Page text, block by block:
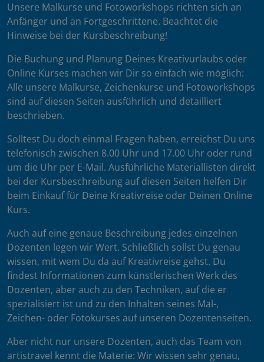
Unsere Malkurse und Fotoworkshops richten sich an
Anfänger und an Fortgeschrittene. Beachtet die
Hinweise bei der Kursbeschreibung!
Die Buchung und Planung Deines Kreativurlaubs oder
Online Kurses machen wir Dir so einfach wie möglich:
Alle unsere Malkurse, Zeichenkurse und Fotoworkshops
sind auf diesen Seiten ausführlich und detailliert
beschrieben.
Solltest Du doch einmal Fragen haben, erreichst Du uns
telefonisch zwischen 8.00 Uhr und 17.00 Uhr oder rund
um die Uhr per E-Mail. Ausführliche Materiallisten direkt
bei der Kursbeschreibung auf diesen Seiten helfen Dir
beim Einkauf für Deine Kreativreise oder Deinen Online
Kurs.
Auch auf eine genaue Beschreibung jedes einzelnen
Dozenten legen wir Wert. Schließlich sollst Du genau
wissen, mit wem Du da auf Kreativreise gehst. Du
findest Informationen zum künstlerischen Werk des
Dozenten, aber auch zu den Techniken, auf die er
spezialisiert ist und zu den Inhalten seines Mal-,
Zeichen- oder Fotokurses auf unseren Dozentenseiten.
Aber nicht nur unsere Dozenten, auch das Team von
artistravel kennt die Materie: Wir wissen sehr genau,